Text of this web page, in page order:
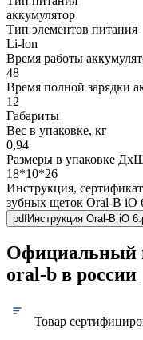
аккумулятор
Тип элементов питания
Li-lon
Время работы
48
Время полной зарядки
12
Габариты
Вес в упаковке, кг
0,94
Размеры в упаковке
18*10*26
Инструкция,
зубных щеток Oral-B iO
pdfИнструкция Oral-B iO
Официальный
oral-b в россии
Товар